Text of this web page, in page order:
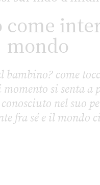
come
mondo
bambino? come
si senta a
nel suo
fra sé e il mondo